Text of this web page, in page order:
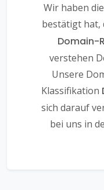
Wir haben
bestätigt hat,
Domain-
verstehen
Unsere
Klassifikation
sich darauf
bei uns in